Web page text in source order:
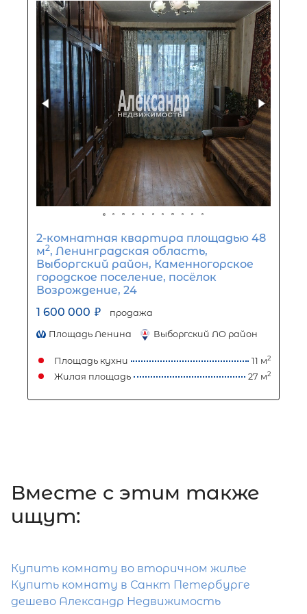
3-комнатная квартира
, Ленинградская область,
Выборгский район, Каменногорск,
Ленинградское шоссе, 85
3 250 000
₽ продажа
Площадь кухни
Жилая площадь
Вместе c этим также
ищут:
Купить комнату во вторичном жилье
Купить комнату в Санкт Петербурге
дешево Александр Недвижимость